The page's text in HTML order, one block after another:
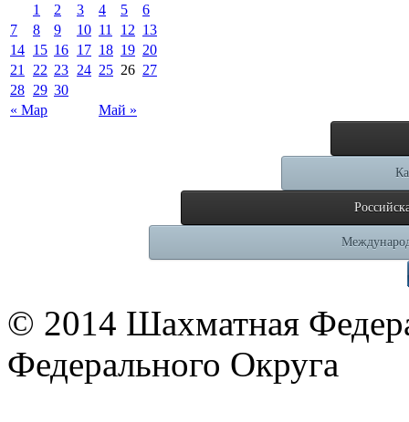
« Мар Май »
1 2 3 4 5
6
7
8 9 10 11 12 13
14 15 16 17 18 19 20
21
22 23 24 25 26 27
28 29 30
© 2014 Шахматная
Федерального Округа